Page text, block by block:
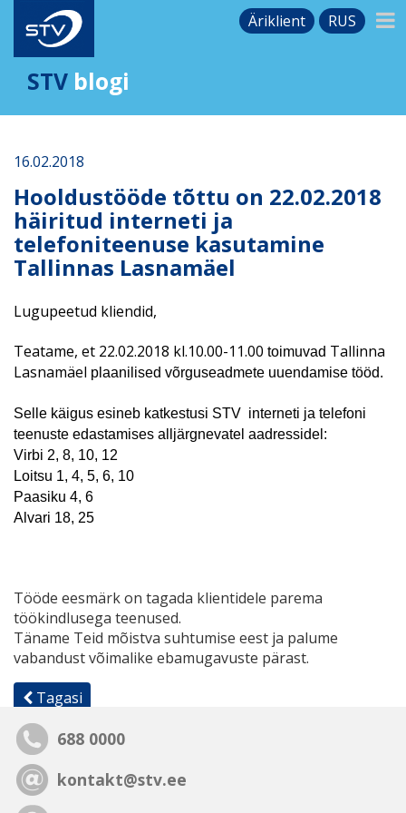
Äriklient RUS
STV blogi
16.02.2018
Hooldustööde tõttu on 22.02.2018
häiritud interneti ja
telefoniteenuse kasutamine
Tallinnas Lasnamäel
Lugupeetud kliendid,
Teatame, et 22.02.2018 kl.10.00-11.00 toimuvad Tallinna
Lasnamäel plaanilised võrguseadmete uuendamise tööd.
Selle käigus esineb katkestusi STV interneti ja telefoni
teenuste edastamises alljärgnevatel aadressidel :
Virbi 2, 8, 10, 12
Loitsu 1, 4, 5, 6, 10
Paasiku 4, 6
Alvari 18, 25
Tööde eesmärk on tagada klientidele parema
töökindlusega teenused.
Täname Teid mõistva suhtumise eest ja palume
vabandust võimalike ebamugavuste pärast.
Tagasi
688 0000
kontakt@stv.ee